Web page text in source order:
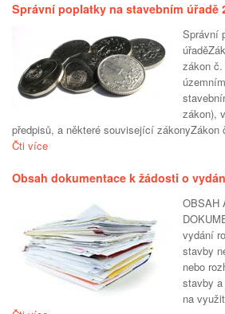
Správní poplatky na stavebním úřadě
Správní
zákon
zákon),
předpisů, a některé související zákonyZákon
Čti více
Obsah dokumentace k žádosti o
OBSAH
vydání
stavby
nebo
stavby
na